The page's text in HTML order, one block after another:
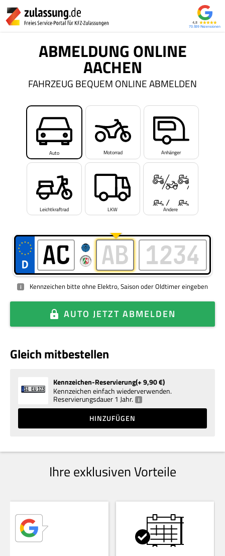
4,8
70.559
ABMELDUNG ONLINE
AACHEN
FAHRZEUG BEQUEM ONLINE ABMELDEN
Auto Motorrad Anhänger
Leichtkraftrad LKW Andere
i Kennzeichen bitte ohne Elektro, Saison oder Oldtimer eingeben
AUTO JETZT ABMELDEN
Gleich mitbestellen
Kennzeichen-Reservierung+ 9,90€
Kennzeichen einfach wiederverwenden.
Reservierungsdauer 1 Jahr. i
HINZUFÜGEN
Ihre exklusiven Vorteile